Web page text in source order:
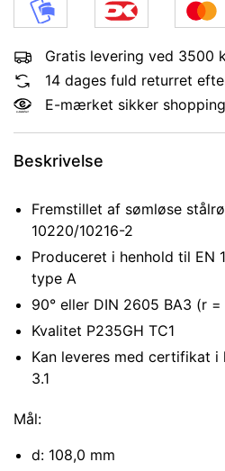
Gratis levering ved 3500
14 dages fuld returret
E-mærket sikker
Beskrivelse
Fremstillet af sømløse
10220/10216-2
Produceret i henhold til EN
type A
90° eller DIN 2605 BA3 (r
Kvalitet P235GH TC1
Kan leveres med certifikat i
3.1
Mål:
d: 108,0 mm